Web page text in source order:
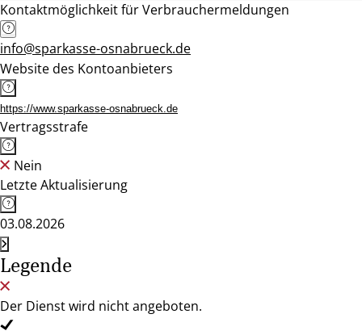
Kontaktmöglichkeit für Verbrauchermeldungen
info@sparkasse-osnabrueck.de
Website des Kontoanbieters
https://www.sparkasse-osnabrueck.de
Vertragsstrafe
Nein
Letzte Aktualisierung
03.08.2026
Legende
Der Dienst wird nicht angeboten.